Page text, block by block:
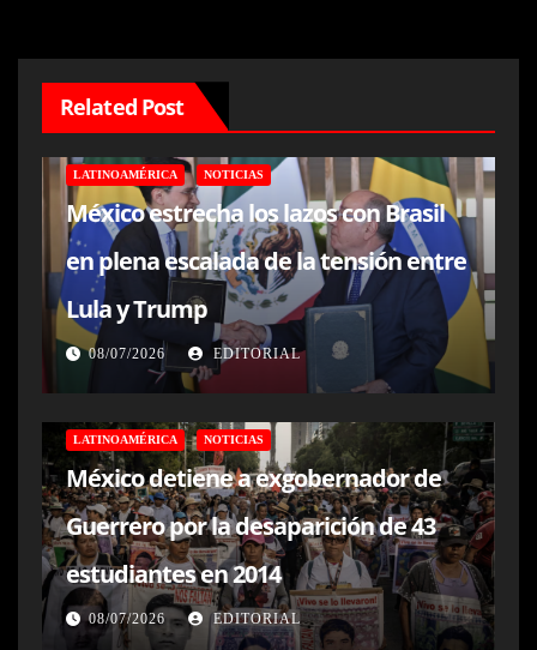
Related Post
LATINOAMÉRICA NOTICIAS
México estrecha los lazos con Brasil
en plena escalada de la tensión entre
Lula y Trump
08/07/2026 EDITORIAL
LATINOAMÉRICA NOTICIAS
México detiene a exgobernador de
Guerrero por la desaparición de 43
estudiantes en 2014
08/07/2026 EDITORIAL